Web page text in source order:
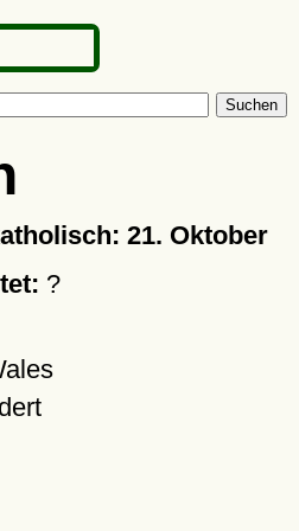
Suchen
21. Oktober
?